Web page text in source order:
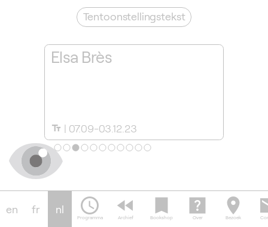
Tentoonstellingstekst
Elsa Brès
text_fields 07.09-03.12.23
en fr nl schedule
Programma
fast_rewind
Archief
bookmark
Bookshop
help_center
Over
location_on
Bezoek